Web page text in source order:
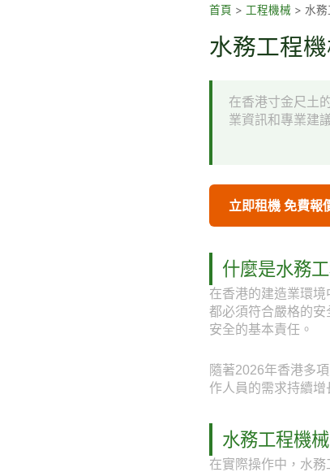
首頁 > 工程機械 > 水
水務工程
在香港寸金尺土
業資訊和專業建
立即租機 免費報
什麼是水務
在香港的建造業環
都必須符合嚴格的
安全的基本責任。
隨著2026年香港多
作人員的需求持續
水務工程機
在實際操作中，水